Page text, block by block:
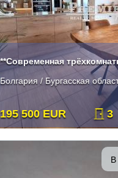
Болгария / Бургасская
195 500 EUR 3
В